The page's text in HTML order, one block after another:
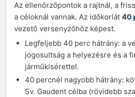
Az ellenőrzőpontok a rajtnál, a
a céloknál vannak. Az időkorlát 40
vezető versenyzőhöz képest.
Legfeljebb 40 perc hátrány: a
jogosultság a helyezésre és a
járműkísérettel.
40 percnél nagyobb hátrány:
Sv. Gaudent célba (rövidebb